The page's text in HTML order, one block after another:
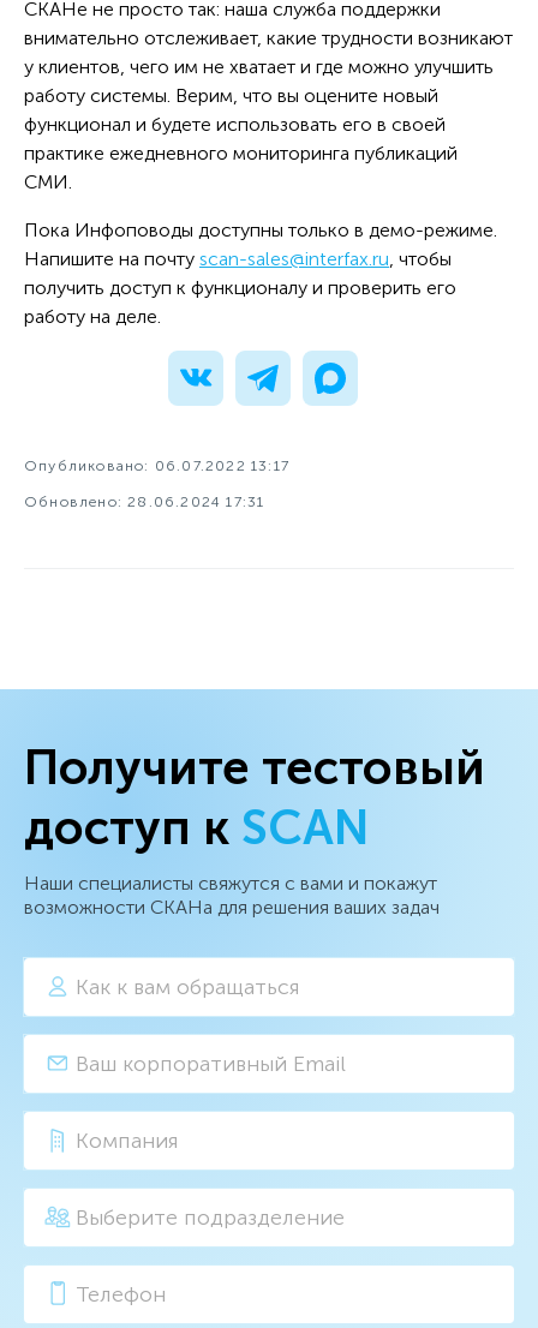
СКАНе не просто так: наша служба поддержки
внимательно отслеживает, какие трудности возникают
у клиентов, чего им не хватает и где можно улучшить
работу системы. Верим, что вы оцените новый
функционал и будете использовать его в своей
практике ежедневного мониторинга публикаций
СМИ.
Пока Инфоповоды доступны только в демо-режиме.
Напишите на почту scan-sales@interfax.ru , чтобы
получить доступ к функционалу и проверить его
работу на деле.
Опубликовано: 06.07.2022 13:17
Обновлено: 28.06.2024 17:31
Получите тестовый
доступ к SCAN
Наши специалисты свяжутся с вами и покажут
возможности СКАНа для решения ваших задач